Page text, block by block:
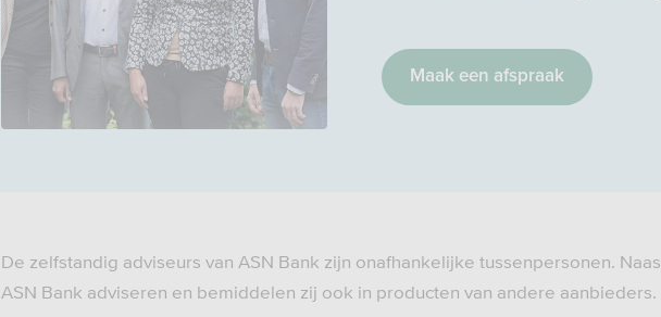
Maak een afspraak
De zelfstandig adviseurs van ASN Bank zijn onafhankelijke tussenpersonen.
ASN Bank adviseren en bemiddelen zij ook in producten van andere